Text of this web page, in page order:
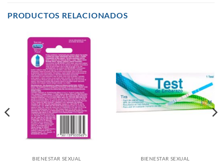
PRODUCTOS RELACIONADOS
BIENESTAR SEXUAL BIENESTAR SEXUAL